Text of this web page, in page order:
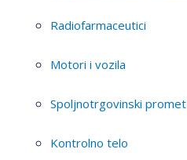
Radiofarmaceutici
Motori i vozila
Spoljnotrgovinski promet
Kontrolno telo